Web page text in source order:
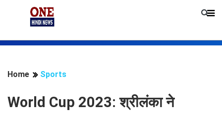
Home Sports
World Cup 2023: श्रीलंका ने